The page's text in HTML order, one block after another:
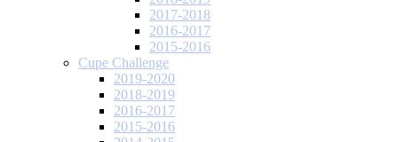
2017-2018
2016-2017
2015-2016
Cupe Challenge
2019-2020
2018-2019
2016-2017
2015-2016